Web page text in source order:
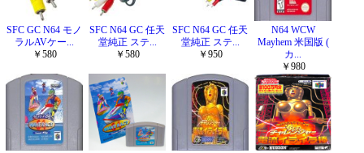
SFC GC N64 モノ
ラルAVケー...
￥580
SFC N64 GC 任天
堂純正 ステ...
￥580
SFC N64 GC 任天
堂純正 ステ...
￥950
N64 WCW
Mayhem 米国版 (
カ...
￥980